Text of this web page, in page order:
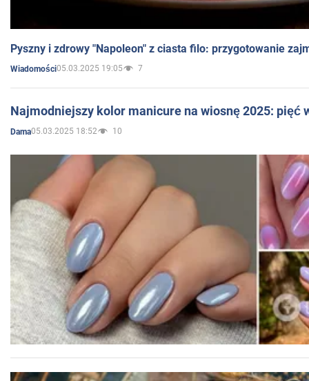
Pyszny i zdrowy "Napoleon" z ciasta filo: przygotowanie
Wiadomości05.03.2025 19:05 7
Najmodniejszy kolor manicure na wiosnę 2025: pięć
Dama05.03.2025 18:52 10